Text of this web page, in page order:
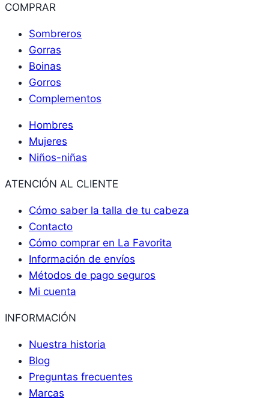
COMPRAR
Sombreros
Gorras
Boinas
Gorros
Complementos
Hombres
Mujeres
Niños-niñas
ATENCIÓN AL CLIENTE
Cómo saber la talla de tu cabeza
Contacto
Cómo comprar en La Favorita
Información de envíos
Métodos de pago seguros
Mi cuenta
INFORMACIÓN
Nuestra historia
Blog
Preguntas frecuentes
Marcas